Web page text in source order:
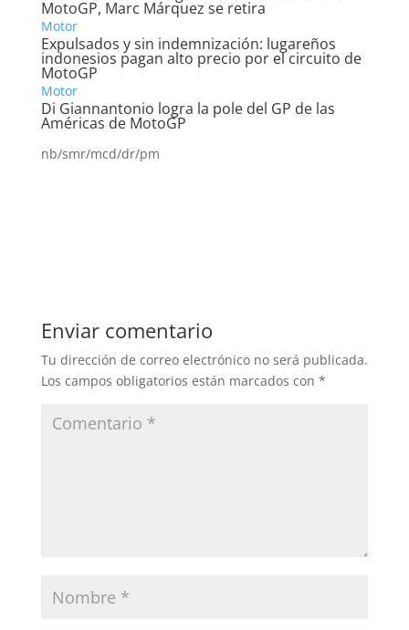
MotoGP, Marc Márquez se retira
Motor
Expulsados y sin indemnización: lugareños
indonesios pagan alto precio por el circuito de
MotoGP
Motor
Di Giannantonio logra la pole del GP de las
Américas de MotoGP
nb/smr/mcd/dr/pm
Enviar comentario
Tu dirección de correo electrónico no será publicada.
Los campos obligatorios están marcados con *